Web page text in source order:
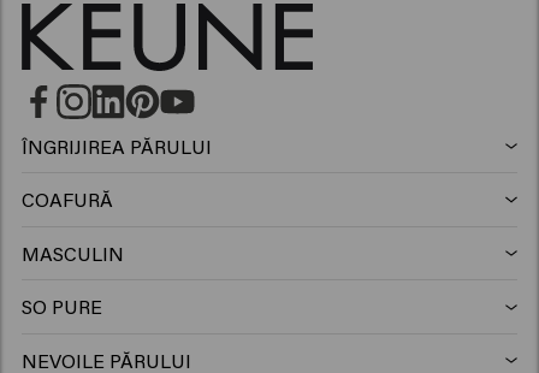
ÎNGRIJIREA PĂRULUI
Balsam
COAFURĂ
MASCULIN
SO PURE
NEVOILE PĂRULUI